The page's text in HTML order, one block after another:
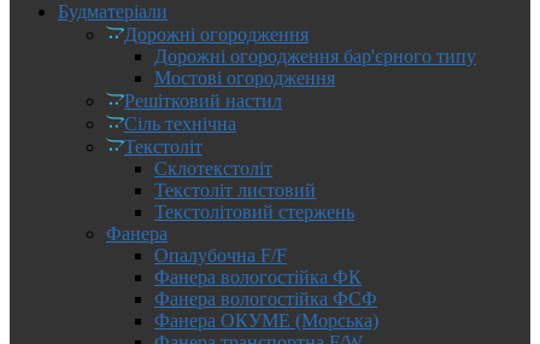
Будматеріали
Дорожні огородження
Дорожні огородження бар'єрного типу
Мостові огородження
Решітковий настил
Сіль технічна
Текстоліт
Склотекстоліт
Текстоліт листовий
Текстолітовий стержень
Фанера
Опалубочна F/F
Фанера вологостійка ФК
Фанера вологостійка ФСФ
Фанера ОКУМЕ (Морська)